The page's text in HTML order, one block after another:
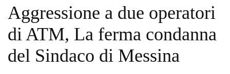
Aggressione a due operatori
di ATM, La ferma condanna
del Sindaco di Messina